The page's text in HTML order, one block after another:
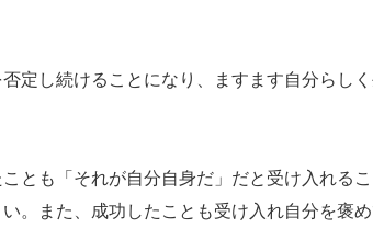
定し続けることになり、ますます自分らし
とも「それが自分自身だ」だと受け入れる
。また、成功したことも受け入れ自分を褒